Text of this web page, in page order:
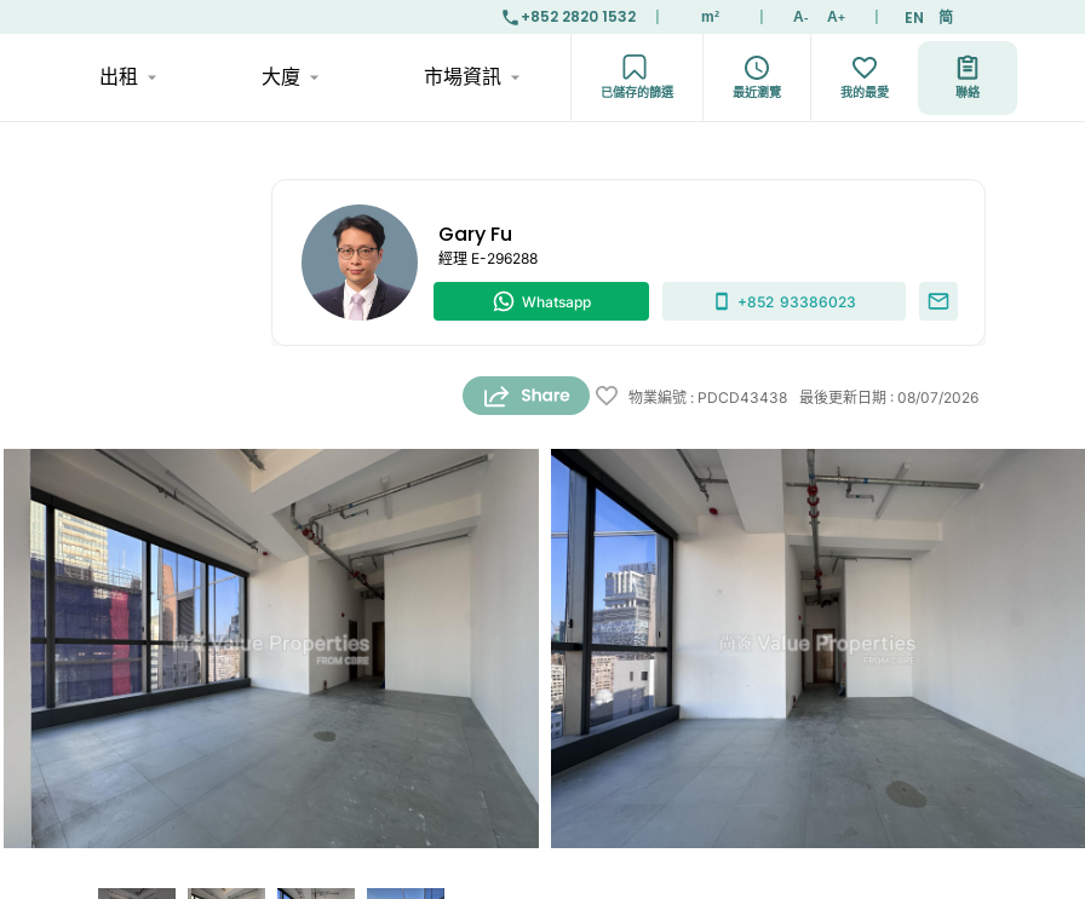
+852 2820 1532 m² A- A+ EN 简
出租 大廈 市場資訊
已儲存的篩選 最近瀏覽 我的最愛 聯絡
Gary Fu
經理 E-296288
Whatsapp +852 93386023
物業編號 : PDCD43438 最後更新日期 : 08/07/2026